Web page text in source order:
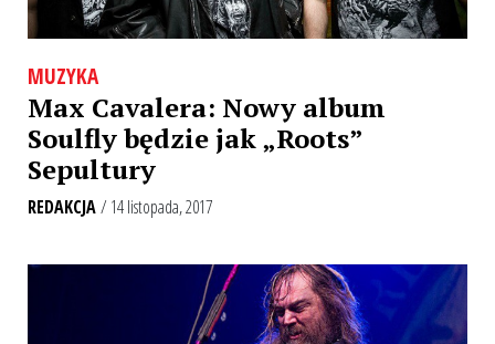
MUZYKA
Max Cavalera: Nowy album
Soulfly będzie jak „Roots”
Sepultury
REDAKCJA/ 14 listopada, 2017